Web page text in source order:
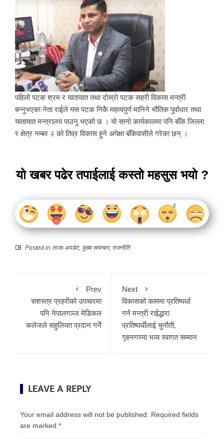
पहिलो पटक श्रम र यातायात तथा दोस्रो पटक सहरी विकास मन्त्री
बन्नुभएका नेता राईले यस पटक निकै महत्वपुर्ण मानिने भौतिक पुर्वाधार तथा
यातायात मन्त्रालय पाउनु भएको छ । यो सानो कार्यकालमा पनि बाँके जिल्ला
र क्षेत्र नम्बर २ को तिव्र विकास हुने अपेक्षा बाँकेवासीले गरेका छन् ।
यो खबर पढेर तपाईलाई कस्तो महसुस भयो ?
Posted in ताजा-अपडेट, मुख्य समाचार, राजनीति
Prev
सशस्त्र प्रहरीको उपचारमा
पनि नेपालगञ्ज मेडिकल
कलेजले सहुलियत प्रदान गर्ने
Next
विकासको काममा प्रतिष्पर्धा
गर्न मन्त्री राईद्धारा
प्रतिष्पर्धीलाई चुनौती,
गृहनगरमा भव्य स्वागत सम्मान
LEAVE A REPLY
Your email address will not be published.
Required fields
are marked *